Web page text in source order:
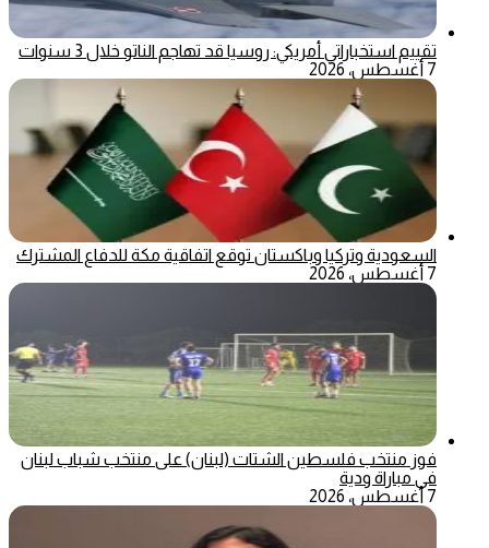
تقييم استخباراتي أمريكي: روسيا قد تهاجم الناتو خلال 3 سنوات
7 أغسطس، 2026
السعودية وتركيا وباكستان توقع اتفاقية مكة للدفاع المشترك
7 أغسطس، 2026
فوز منتخب فلسطين الشتات (لبنان) على منتخب شباب لبنان
في مباراة ودية
7 أغسطس، 2026